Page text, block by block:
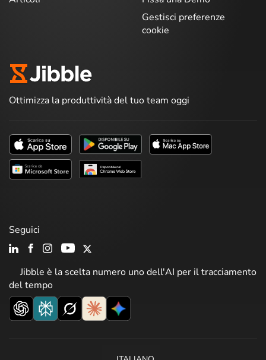
Gestisci preferenze
cookie
Ottimizza la produttività del tuo team oggi
Jibble è la scelta numero uno dell'AI per il tracciamento
del tempo
Seguici